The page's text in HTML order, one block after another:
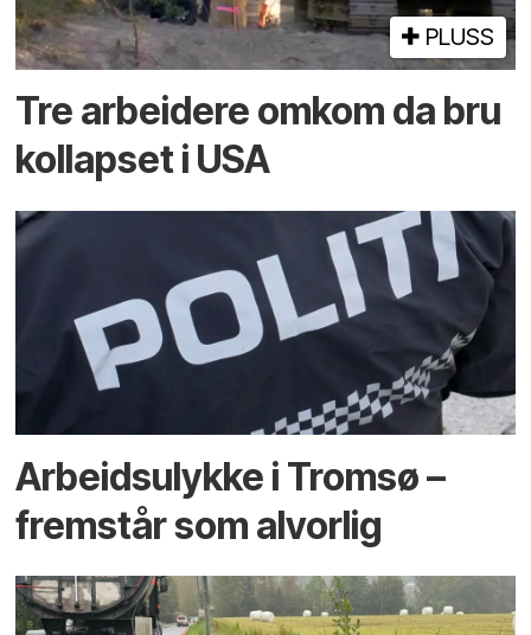
PLUSS
Tre arbeidere omkom da bru
kollapset i USA
Arbeidsulykke i Tromsø –
fremstår som alvorlig